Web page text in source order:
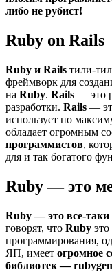
либо не рубист!
Ruby on Rails
Ruby и Rails тили-
фреймворк для
на Ruby. Rails — это
разработки. Rails —
использует по
обладает огромным
программистов,
для и так богатого
Ruby — это
Ruby — это все-таки
говорят, что Ruby
программирования,
ЯП, имеет огромное
библиотек —